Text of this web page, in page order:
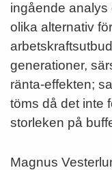
ingående
olika alternativ
generationer,
ränta-effekten;
töms då det inte
storleken på
Magnus